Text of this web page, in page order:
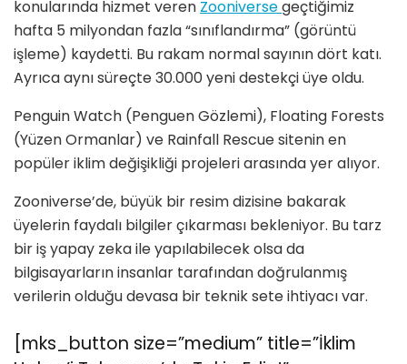
konularında hizmet veren Zooniversegeçtiğimiz
hafta 5 milyondan fazla “sınıflandırma” (görüntü
işleme) kaydetti. Bu rakam normal sayının dört katı.
Ayrıca aynı süreçte 30.000 yeni destekçi üye oldu.
Penguin Watch (Penguen Gözlemi), Floating Forests
(Yüzen Ormanlar) ve Rainfall Rescue sitenin en
popüler iklim değişikliği projeleri arasında yer alıyor.
Zooniverse’de, büyük bir resim dizisine bakarak
üyelerin faydalı bilgiler çıkarması bekleniyor. Bu tarz
bir iş yapay zeka ile yapılabilecek olsa da
bilgisayarların insanlar tarafından doğrulanmış
verilerin olduğu devasa bir teknik sete ihtiyacı var.
[mks_button size=”medium” title=”İklim